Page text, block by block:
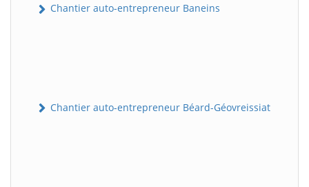
Chantier auto-entrepreneur Baneins
Chantier auto-entrepreneur Béard-Géovreissiat